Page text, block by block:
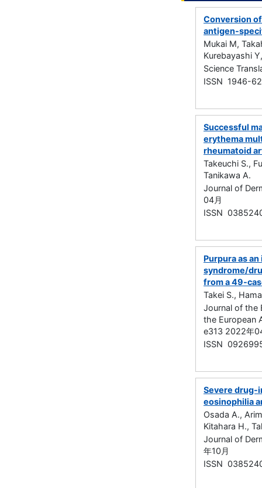
Conversion
antigen-
Mukai M,
Kurebayashi
Science
ISSN 1946-
Successful
erythema
rheumatoid
Takeuchi S.,
Tanikawa A.
Journal of
04月
ISSN
Purpura as
syndrome/
from a 49-
Takei S.,
Journal of the
the European
e313 2022年
ISSN
Severe drug-
eosinophilia
Osada A.,
Kitahara H.,
Journal of
年10月
ISSN